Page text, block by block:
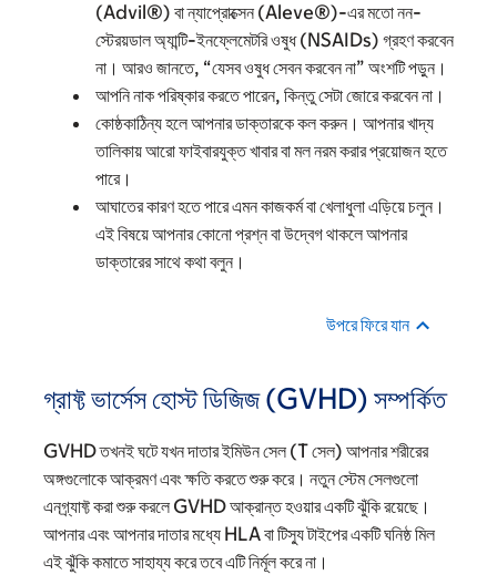
(Advil®) বা ন্যাপ্রোক্সেন (Aleve®)-এর মতো নন-
স্টেরয়ডাল অ্যান্টি-ইনফ্লেমেটরি ওষুধ (NSAIDs) গ্রহণ করবেন
না। আরও জানতে, “যেসব ওষুধ সেবন করবেন না” অংশটি পড়ুন।
আপনি নাক পরিষ্কার করতে পারেন, কিন্তু সেটা জোরে করবেন না।
কোষ্ঠকাঠিন্য হলে আপনার ডাক্তারকে কল করুন। আপনার খাদ্য
তালিকায় আরো ফাইবারযুক্ত খাবার বা মল নরম করার প্রয়োজন হতে
পারে।
আঘাতের কারণ হতে পারে এমন কাজকর্ম বা খেলাধুলা এড়িয়ে চলুন।
এই বিষয়ে আপনার কোনো প্রশ্ন বা উদ্বেগ থাকলে আপনার
ডাক্তারের সাথে কথা বলুন।
উপরে ফিরে যান
গ্রাফ্ট ভার্সেস হোস্ট ডিজিজ (GVHD) সম্পর্কিত
GVHD তখনই ঘটে যখন দাতার ইমিউন সেল (T সেল) আপনার শরীরের
অঙ্গগুলোকে আক্রমণ এবং ক্ষতি করতে শুরু করে। নতুন স্টেম সেলগুলো
এনগ্র্যাফ্ট করা শুরু করলে GVHD আক্রান্ত হওয়ার একটি ঝুঁকি রয়েছে।
আপনার এবং আপনার দাতার মধ্যে HLA বা টিস্যু টাইপের একটি ঘনিষ্ঠ মিল
এই ঝুঁকি কমাতে সাহায্য করে তবে এটি নির্মূল করে না।